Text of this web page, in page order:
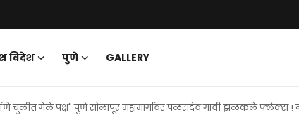
विदेश पुणे
GALLERY
चुलीत गेले पक्ष" पुणे सोलापूर महामार्गावर पळसदेव गावी झळकले फ्लेक्स !